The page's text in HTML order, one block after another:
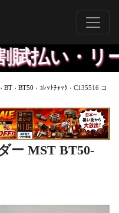
・リー
› BT › BT50 › ｺﾚｯﾄﾁｬｯｸ › C135516 コ
ー MST BT50-